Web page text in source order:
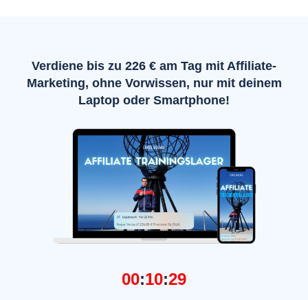
Verdiene bis zu 226 € am Tag mit Affiliate-
Marketing, ohne Vorwissen, nur mit deinem
Laptop oder Smartphone!
00 10 28